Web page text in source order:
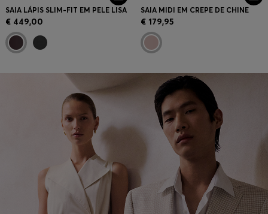
SAIA LÁPIS SLIM-FIT EM PELE LISA
€ 449,00
SAIA MIDI EM CREPE DE CHINE
€ 179,95